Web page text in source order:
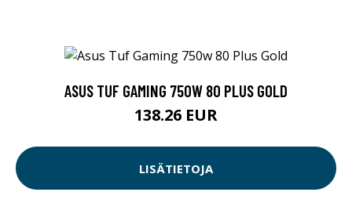
ASUS TUF GAMING 750W 80 PLUS GOLD
138.26 EUR
LISÄTIETOJA